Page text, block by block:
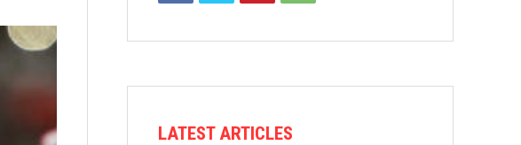
LATEST ARTICLES